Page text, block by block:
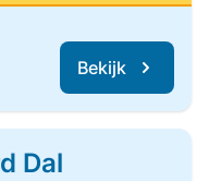
Bekijk
Dal